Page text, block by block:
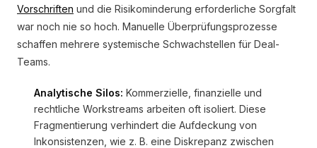
Vorschriften und die Risikominderung erforderliche Sorgfalt
war noch nie so hoch. Manuelle Überprüfungsprozesse
schaffen mehrere systemische Schwachstellen für Deal-
Teams.
Analytische Silos: Kommerzielle, finanzielle und
rechtliche Workstreams arbeiten oft isoliert. Diese
Fragmentierung verhindert die Aufdeckung von
Inkonsistenzen, wie z. B. eine Diskrepanz zwischen